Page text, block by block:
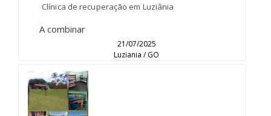
Clínica de recuperação em Luziânia
A combinar
21/07/2025
Luziania / GO